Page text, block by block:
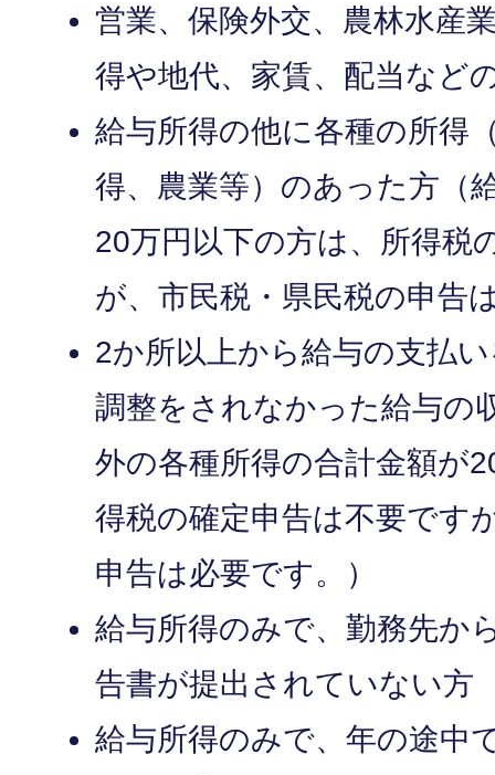
営業、保険外交、農林水産
得や地代、家賃、配当など
給与所得の他に各種の所得
得、農業等）のあった方（
20万円以下の方は、所得税
が、市民税・県民税の申告
2か所以上から給与の支払
調整をされなかった給与の
外の各種所得の合計金額が
得税の確定申告は不要です
申告は必要です。）
給与所得のみで、勤務先か
告書が提出されていない方
給与所得のみで、年の途中